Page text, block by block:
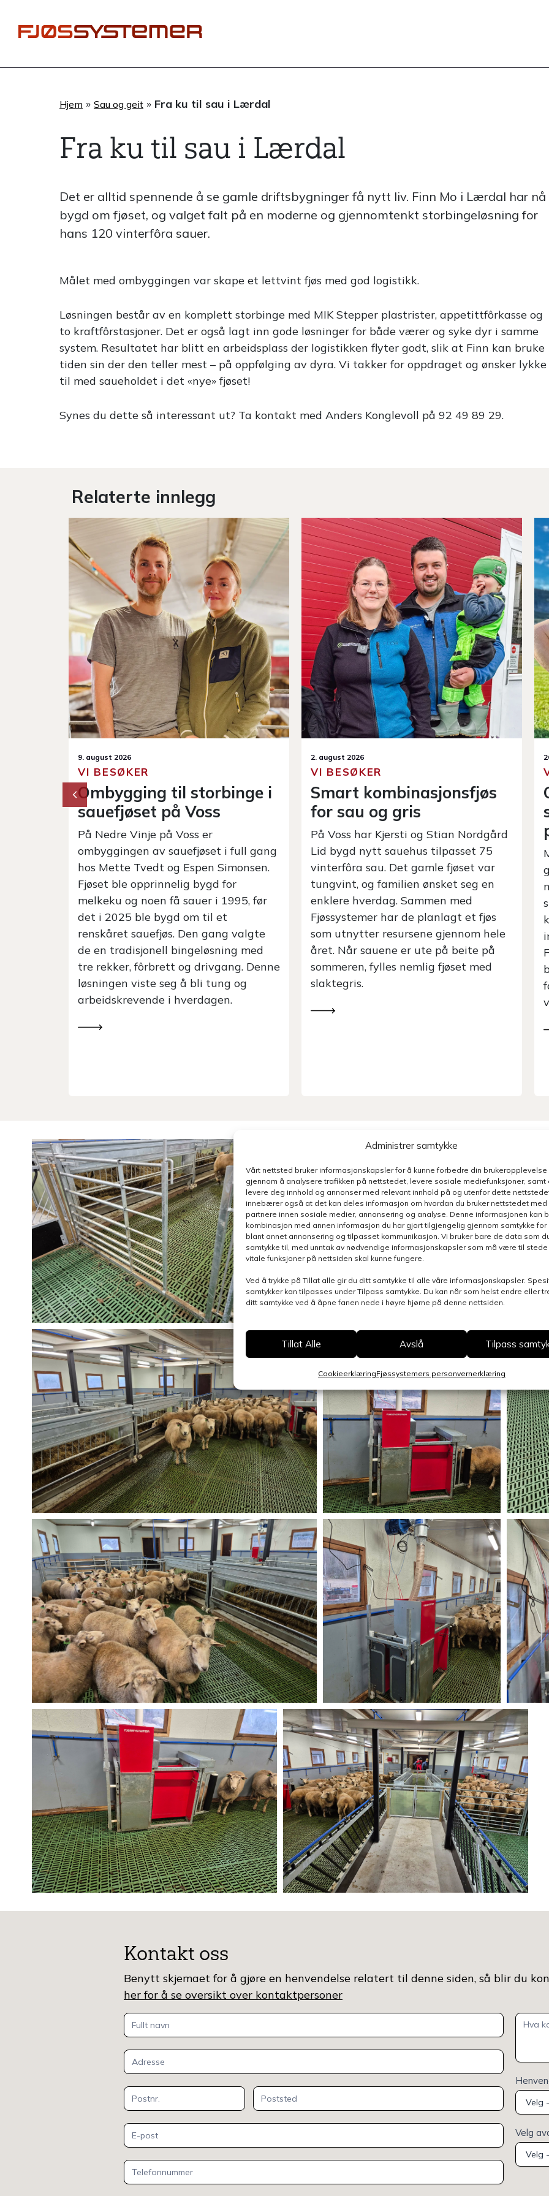
Administrer samtykke
Vårt nettsted bruker informasjonskapsler for å kunne forbedre din brukeropplevelse
gjennom å analysere trafikken på nettstedet, levere sosiale mediefunksjoner, samt
levere deg innhold og annonser med relevant innhold på og utenfor dette
innebærer også at det kan deles informasjon om hvordan du bruker nettstedet med
partnere innen sosiale medier, annonsering og analyse. Denne informasjonen kan
kombinasjon med annen informasjon du har gjort tilgjengelig gjennom samtykke for
blant annet annonsering og tilpasset kommunikasjon. Vi bruker bare de data som
samtykke til, med unntak av nødvendige informasjonskapsler som må være til
vitale funksjoner på nettsiden skal kunne fungere.
Ved å trykke på Tillat alle gir du ditt samtykke til alle våre informasjonskapsler.
samtykker kan tilpasses under Tilpass samtykke. Du kan når som helst endre eller
ditt samtykke ved å åpne fanen nede i høyre hjørne på denne nettsiden.
Tillat Alle Avslå Tilpass
CookieerklæringFjøssystemers personvernerklæring
rett
Hjem » Sau og geit » Fra ku til sau i Lærdal
Fra ku til sau i Lærdal
Det er alltid spennende å se gamle driftsbygninger få nytt liv. Finn Mo i Lærdal har nå
bygd om fjøset, og valget falt på en moderne og gjennomtenkt storbingeløsning for
hans 120 vinterfôra sauer.
Målet med ombyggingen var skape et lettvint fjøs med god logistikk.
Løsningen består av en komplett storbinge med MIK Stepper plastrister, appetittfôrkasse og
to kraftfôrstasjoner. Det er også lagt inn gode løsninger for både værer og syke dyr i samme
system. Resultatet har blitt en arbeidsplass der logistikken flyter godt, slik at Finn kan bruke
tiden sin der den teller mest – på oppfølging av dyra. Vi takker for oppdraget og ønsker lykke
til med saueholdet i det «nye» fjøset!
Synes du dette så interessant ut? Ta kontakt med Anders Konglevoll på 92 49 89 29.
Relaterte innlegg
2. august 2026
VI BESØKER
Smart kombinasjonsfjøs
for sau og gris
På Voss har Kjersti og Stian Nordgård
Lid bygd nytt sauehus tilpasset 75
vinterfôra sau. Det gamle fjøset var
tungvint, og familien ønsket seg en
enklere hverdag. Sammen med
Fjøssystemer har de planlagt et fjøs
som utnytter resursene gjennom hele
året. Når sauene er ute på beite på
sommeren, fylles nemlig fjøset med
slaktegris.
26. juli 2026
VI BESØKER
Om slåtten, i-mek og
sauefjøs fra traktorsetet
på Voss
Mellom regnskyllene på Voss må
graset i hus, og da må praten om i-
mek og sauehold tas der arbeidet
skjer. Olav Hjetland Bringedal
kombinerer jobben som selger av
innendørsmekanisering til småfe i
Fjøssystemer med full gardsdrift. På
brukets sine teiger har han og
familien 24 melkekyr og 320
Kontakt oss
Benytt skjemaet for å gjøre en henvendelse relatert til denne siden, så blir du
her for å se oversikt over kontaktpersoner
Kontakt
oss
Velg